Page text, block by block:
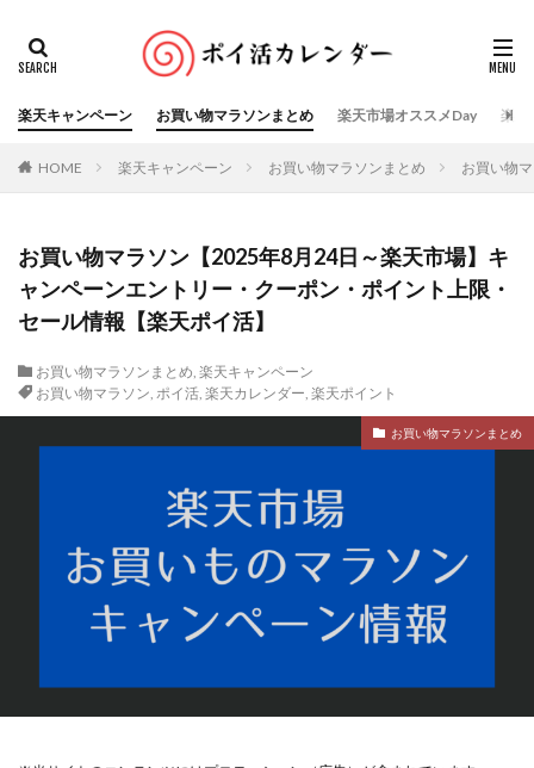
楽天キャンペーン お買い物マラソンまとめ 楽天市場オススメDay 楽天
HOME 楽天キャンペーン お買い物マラソンまとめ お買い物
お買い物マラソン【2025年8月24日～楽天市場】キ
ャンペーンエントリー・クーポン・ポイント上限・
セール情報【楽天ポイ活】
お買い物マラソンまとめ, 楽天キャンペーン
お買い物マラソン, ポイ活, 楽天カレンダー, 楽天ポイント
お買い物マラソンまとめ